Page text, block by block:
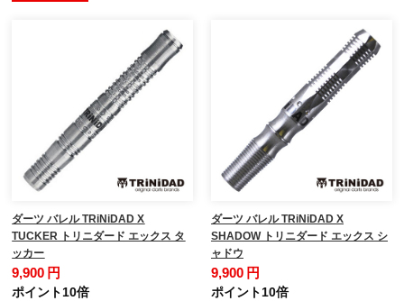
ダーツ バレル TRiNiDAD X
TUCKER トリニダード エックス タ
ッカー
9,900 円
ポイント10倍
ダーツ バレル TRiNiDAD X
SHADOW トリニダード エックス シ
ャドウ
9,900 円
ポイント10倍